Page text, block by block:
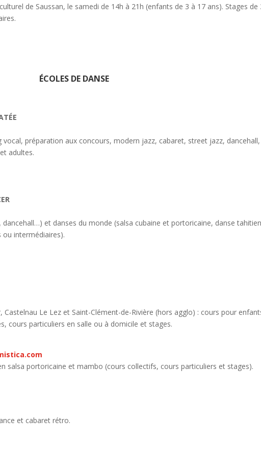
de Saussan, le samedi de 14h à 21h (enfants de 3 à 17 ans). Stages de
ÉCOLES DE DANSE
vocal, préparation aux concours, modern jazz, cabaret, street jazz,
adultes.
et danses du monde (salsa cubaine et portoricaine, danse
intermédiaires).
Le Lez et Saint-Clément-de-Rivière (hors agglo) : cours pour
cours particuliers en salle ou à domicile et stages.
salsa portoricaine et mambo (cours collectifs, cours particuliers et stages).
et cabaret rétro.